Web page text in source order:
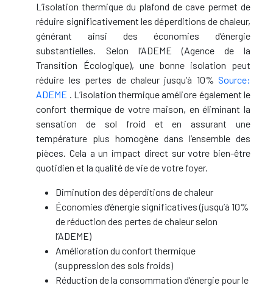
L’isolation thermique du plafond de cave permet de
réduire significativement les déperditions de chaleur,
générant ainsi des économies d’énergie
substantielles. Selon l’ADEME (Agence de la
Transition Écologique), une bonne isolation peut
réduire les pertes de chaleur jusqu’à 10% Source:
ADEME . L’isolation thermique améliore également le
confort thermique de votre maison, en éliminant la
sensation de sol froid et en assurant une
température plus homogène dans l’ensemble des
pièces. Cela a un impact direct sur votre bien-être
quotidien et la qualité de vie de votre foyer.
Diminution des déperditions de chaleur
Économies d’énergie significatives (jusqu’à 10%
de réduction des pertes de chaleur selon
l’ADEME)
Amélioration du confort thermique
(suppression des sols froids)
Réduction de la consommation d’énergie pour le